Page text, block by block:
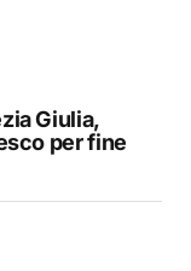
Giulia,
per fine